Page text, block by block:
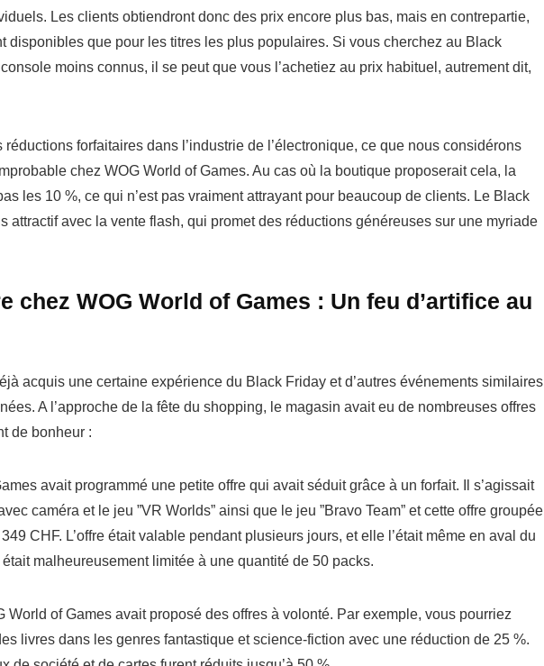
Les clients obtiendront donc des prix encore plus bas, mais en contrepartie,
disponibles que pour les titres les plus populaires. Si vous cherchez au Black
moins connus, il se peut que vous l’achetiez au prix habituel, autrement dit,
forfaitaires dans l’industrie de l’électronique, ce que nous considérons
chez WOG World of Games. Au cas où la boutique proposerait cela, la
les 10 %, ce qui n’est pas vraiment attrayant pour beaucoup de clients. Le Black
attractif avec la vente flash, qui promet des réductions généreuses sur une myriade
chez WOG World of Games : Un feu d’artifice au
acquis une certaine expérience du Black Friday et d’autres événements similaires
A l’approche de la fête du shopping, le magasin avait eu de nombreuses offres
de bonheur :
avait programmé une petite offre qui avait séduit grâce à un forfait. Il s’agissait
caméra et le jeu ”VR Worlds” ainsi que le jeu ”Bravo Team” et cette offre groupée
CHF. L’offre était valable pendant plusieurs jours, et elle l’était même en aval du
malheureusement limitée à une quantité de 50 packs.
World of Games avait proposé des offres à volonté. Par exemple, vous pourriez
livres dans les genres fantastique et science-fiction avec une réduction de 25 %.